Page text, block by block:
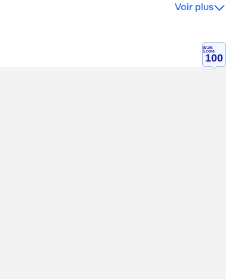
Voir plus
Walk
Score
100